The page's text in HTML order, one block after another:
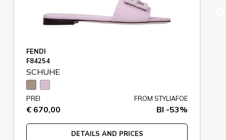
FENDI
F84254
SCHUHE
PREI
€ 670,00
FROM STYLIAFOE
BI -53%
DETAILS AND PRICES